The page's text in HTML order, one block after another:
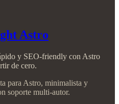
Astro
y SEO-friendly con Astro
de cero.
para Astro, minimalista y
soporte multi-autor.